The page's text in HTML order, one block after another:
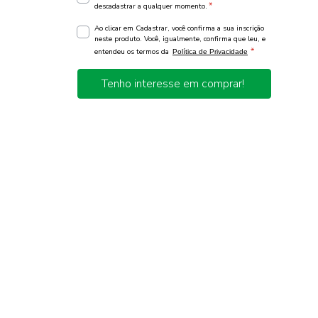
descadastrar a qualquer momento. *
Ao clicar em Cadastrar, você confirma a sua inscrição
neste produto. Você, igualmente, confirma que leu, e
entendeu os termos da Política de Privacidade *
Tenho interesse em comprar!